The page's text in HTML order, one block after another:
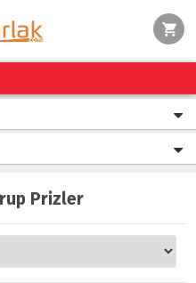
Prizler